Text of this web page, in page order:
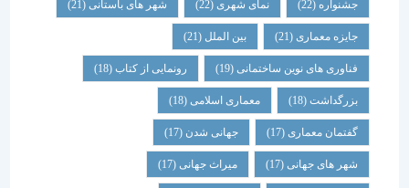
جشنواره(22) نمای شهری(22) شهر های باستانی (21)
جایزه معماری (21) بین الملل(21)
فناوری های نوین ساختمانی(19) رونمایی از کتاب (18)
بزرگداشت (18) معماری اسلامی(18)
گفتمان معماری (17) جهانی شدن(17)
شهر های جهانی(17) میراث جهانی(17)